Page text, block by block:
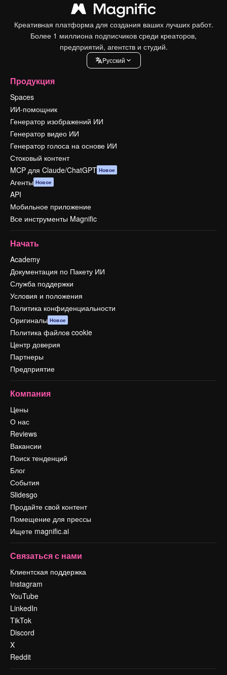
Креативная платформа для создания ваших лучших работ.
Более 1 миллиона подписчиков среди креаторов,
предприятий, агентств и студий.
Pусский
Продукция
Spaces
ИИ-помощник
Генератор изображений ИИ
Генератор видео ИИ
Генератор голоса на основе ИИ
Стоковый контент
MCP для Claude/ChatGPT Новое
Агенты Новое
API
Мобильное приложение
Все инструменты Magnific
Начать
Academy
Документация по Пакету ИИ
Служба поддержки
Условия и положения
Политика конфиденциальности
Оригиналы Новое
Политика файлов cookie
Центр доверия
Партнеры
Предприятие
Компания
Цены
О нас
Reviews
Вакансии
Поиск тенденций
Блог
События
Slidesgo
Продайте свой контент
Помещение для прессы
Ищете magnific.ai
Связаться с нами
Клиентская поддержка
Instagram
YouTube
LinkedIn
TikTok
Discord
X
Reddit